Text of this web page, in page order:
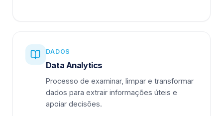
DADOS
Data Analytics
Processo de examinar, limpar e transformar
dados para extrair informações úteis e
apoiar decisões.